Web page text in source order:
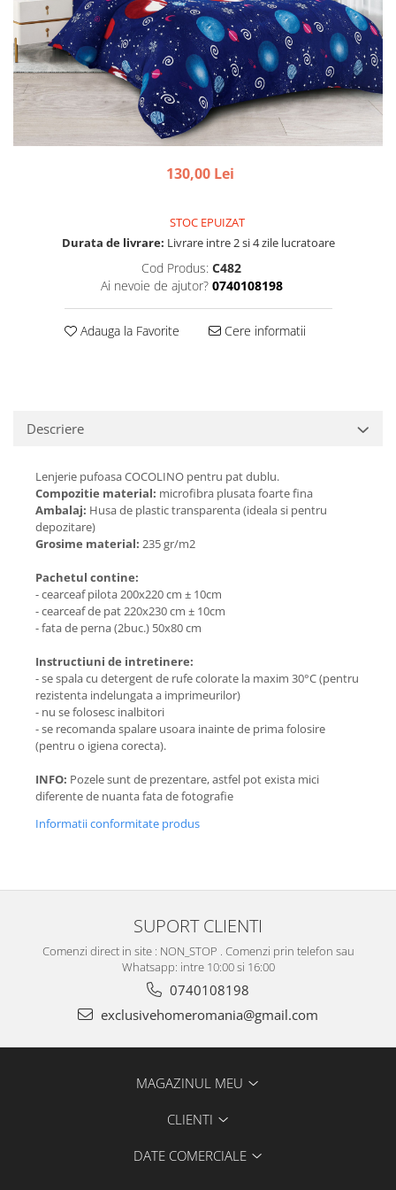
130,00 Lei
STOC EPUIZAT
Durata de livrare: Livrare intre 2 si 4 zile lucratoare
Cod Produs: C482
Ai nevoie de ajutor? 0740108198
Adauga la Favorite Cere informatii
Descriere
Lenjerie pufoasa COCOLINO pentru pat dublu.
Compozitie material: microfibra plusata foarte fina
Ambalaj: Husa de plastic transparenta (ideala si pentru
depozitare)
Grosime material: 235 gr/m2
Pachetul contine:
- cearceaf pilota 200x220 cm ± 10cm
- cearceaf de pat 220x230 cm ± 10cm
- fata de perna (2buc.) 50x80 cm
Instructiuni de intretinere:
- se spala cu detergent de rufe colorate la maxim 30°C (pentru
rezistenta indelungata a imprimeurilor)
- nu se folosesc inalbitori
- se recomanda spalare usoara inainte de prima folosire
(pentru o igiena corecta).
INFO: Pozele sunt de prezentare, astfel pot exista mici
diferente de nuanta fata de fotografie
Informatii conformitate produs
SUPORT CLIENTI
Comenzi direct in site : NON_STOP . Comenzi prin telefon sau
Whatsapp: intre 10:00 si 16:00
0740108198
exclusivehomeromania@gmail.com
MAGAZINUL MEU
CLIENTI
DATE COMERCIALE